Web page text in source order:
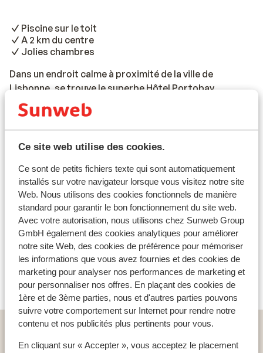
Ce site web utilise des cookies.
Ce sont de petits fichiers texte qui sont automatiquement
installés sur votre navigateur lorsque vous visitez notre site
Web. Nous utilisons des cookies fonctionnels de manière
standard pour garantir le bon fonctionnement du site web.
Avec votre autorisation, nous utilisons chez Sunweb Group
GmbH également des cookies analytiques pour améliorer
notre site Web, des cookies de préférence pour mémoriser
les informations que vous avez fournies et des cookies de
marketing pour analyser nos performances de marketing et
pour personnaliser nos offres. En plaçant des cookies de
1ère et de 3ème parties, nous et d'autres parties pouvons
suivre votre comportement sur Internet pour rendre notre
contenu et nos publicités plus pertinents pour vous.
En cliquant sur « Accepter », vous acceptez le placement
Piscine sur le toit
A 2 km du centre
Jolies chambres
Dans un endroit calme à proximité de la ville de
Lisbonne, se trouve le superbe Hôtel Portobay
Marques. Ce joli complexe est situé à environ 2
kilomètres du centre animé et est l’endroit idéal pour
un city trip. Toutes les chambres sont lumineuses et
joliment décorées. Elles disposent d’une salle de bain
vous pourrez rejoindre l’hôtel, commander un cocktail
au bar et vous prélasser dans la piscine sur le toit.
Informations de voyage
Formule
Infos vol
Ce que les clients pensent
Malheureusement, il n'y a actuellement aucun avis
pour cet hébergement.
Home vacances Portugal
Costa de Lisboa
Lisbonne
Hôtel Portobay Marques